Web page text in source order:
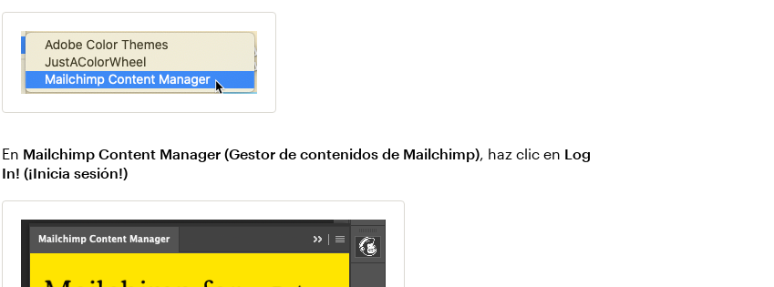
En Mailchimp Content Manager (Gestor de contenidos de Mailchimp), haz clic en Log
In! (¡Inicia sesión!)